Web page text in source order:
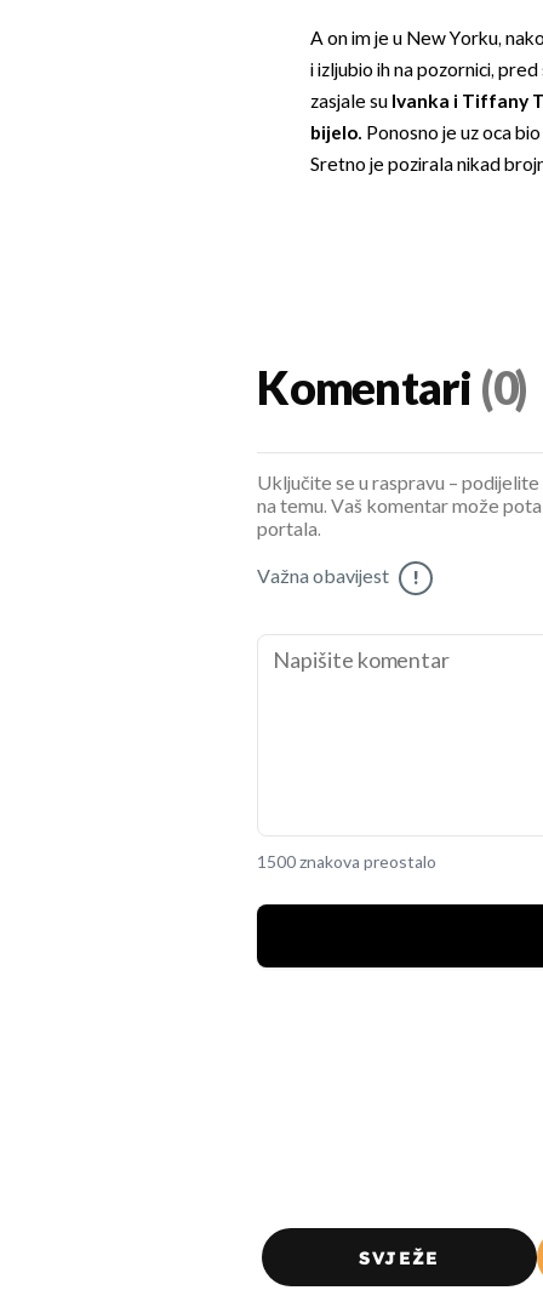
A on im je u New Yorku,
i izljubio ih na pozornici,
zasjale suIvanka i Tiffany
bijelo. Ponosno je uz oca
Sretno je pozirala nikad
Komentari (0)
Uključite se u raspravu –
na temu. Vaš komentar može
portala.
Važna obavijest !
1500 znakova preostalo
SVJEŽE